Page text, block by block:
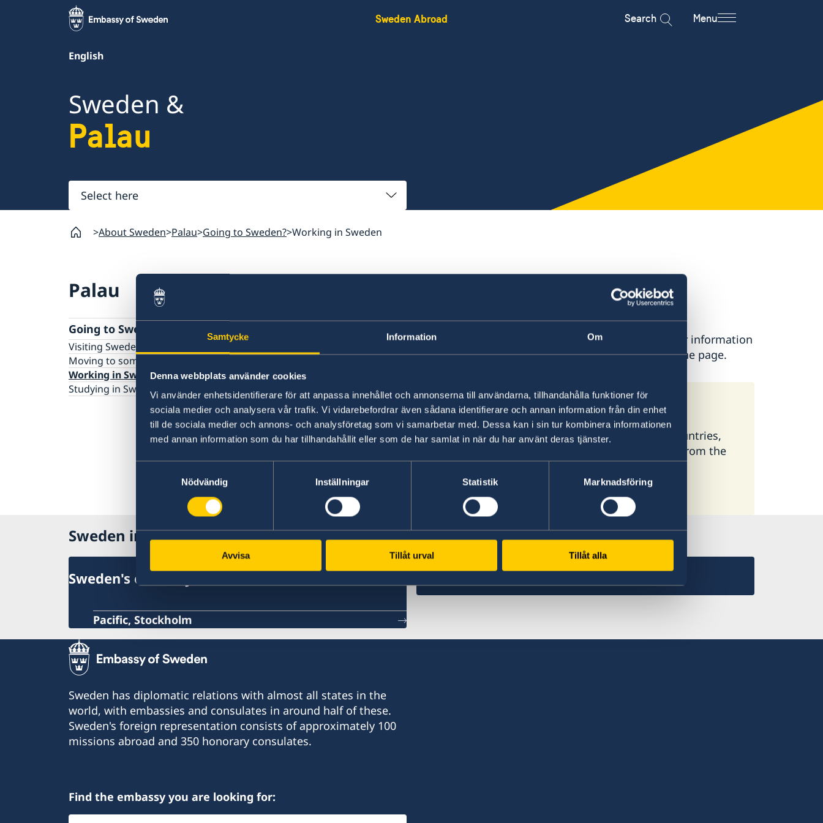
Samtycke Information Om
Denna webbplats använder cookies
Vi använder enhetsidentifierare för att anpassa innehållet och annonserna till användarna, tillhandahålla funktioner för
sociala medier och analysera vår trafik. Vi vidarebefordrar även sådana identifierare och annan information från din enhet
till de sociala medier och annons- och analysföretag som vi samarbetar med. Dessa kan i sin tur kombinera informationen
med annan information som du har tillhandahållit eller som de har samlat in när du har använt deras tjänster.
Nödvändig
Inställningar Statistik Marknadsföring
Avvisa Tillåt urval Tillåt alla
Sweden Abroad Search Menu
English
Sweden &
Palau
Select
here
About Sweden Palau Going to Sweden? Working in Sweden
Palau
Going to Sweden?
Visiting Sweden
Moving to someone in Sweden
Working in Sweden
Studying in Sweden
No local information is currently available. Please contact the Embassy for information
on any local conditions. A link to the Embassy is found at the bottom of the page.
Basic information about: Working in Sweden
Basic information applicable to all countries is available here. In some countries,
additional conditions also apply – for more information, select a country from the
'Select Country Here' drop-down list.
Read more
Sweden in Palau
Sweden's embassy
Pacific, Stockholm
Swedish consulates
Sweden has diplomatic relations with almost all states in the
world, with embassies and consulates in around half of these.
Sweden's foreign representation consists of approximately 100
missions abroad and 350 honorary consulates.
Find the embassy you are looking for: